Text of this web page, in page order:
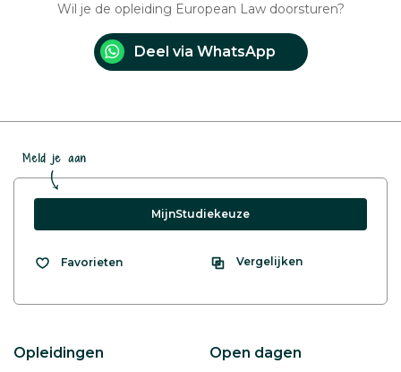
Wil je de opleiding European Law doorsturen?
Deel via WhatsApp
Meld je aan
MijnStudiekeuze
Favorieten Vergelijken
Opleidingen Open dagen